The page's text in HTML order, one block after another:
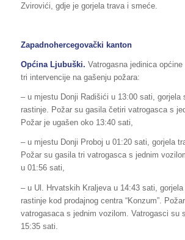
Zvirovići, gdje je gorjela trava i smeće.
Zapadnohercegovački kanton
Općina Ljubuški. Vatrogasna jedinica
tri intervencije na gašenju požara:
– u mjestu Donji Radišići u 13:00 sati, gorjela
rastinje. Požar su gasila četiri vatrogasca s
Požar je ugašen oko 13:40 sati,
– u mjestu Donji Proboj u 01:20 sati, gorjela
Požar su gasila tri vatrogasca s jednim
u 01:56 sati,
– u Ul. Hrvatskih Kraljeva u 14:43 sati,
rastinje kod prodajnog centra “Konzum”.
vatrogasaca s jednim vozilom. Vatrogasci su
15:35 sati.